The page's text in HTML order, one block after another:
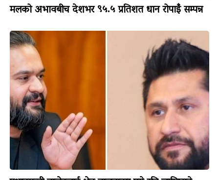
मलको अभावबीच देशभर ९५.५ प्रतिशत धान रोपाइँ सम्पन्न